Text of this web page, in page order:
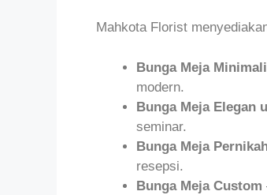
Mahkota Florist
Bunga Meja
modern.
Bunga Meja Elegan
seminar.
Bunga Meja
resepsi.
Bunga Meja Custom